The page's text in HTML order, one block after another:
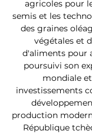
agricoles pour
semis et les
des graines
végétales et
d'aliments pour
poursuivi son
mondiale
investissements
production
République